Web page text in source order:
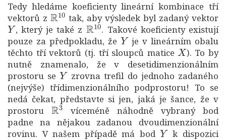
Tedy hledáme koeficienty lineární kombinace tří
vektorů z
R10
tak, aby výsledek byl zadaný vektor
Y
, který je také z
R10
. Takové koeficienty existují
pouze za předpokladu, že
Y
je v lineárním obalu
těchto tří vektorů (tj. tří sloupců matice
X
). To by
nutně znamenalo, že v desetidimenzionálním
prostoru se
Y
zrovna trefil do jednoho zadaného
(nejvýše) třídimenzionálního podprostoru! To se
nedá čekat, představte si jen, jaká je šance, že v
prostoru
R3
víceméně náhodně vybraný bod
padne na nějakou zadanou dvoudimenzionální
rovinu. V našem případě má bod
Y
k dispozici